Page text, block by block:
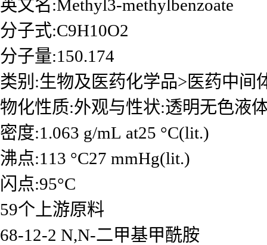
英文名:Methyl3-methylbenzoate
分子式:C9H10O2
分子量:150.174
类别:生物及医药化学品>医药中间
物化性质:外观与性状:透明无色液
密度:1.063 g/mL at25 °C(lit.)
沸点:113 °C27 mmHg(lit.)
闪点:95°C
59个上游原料
68-12-2 N,N-二甲基甲酰胺